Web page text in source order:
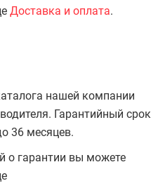
Доставка и оплата.
нашей компании
Гарантийный срок
36 месяцев.
о гарантии вы можете